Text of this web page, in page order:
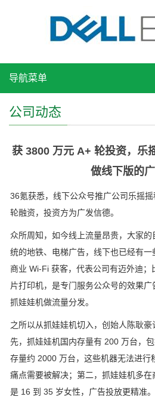
导航菜单
公司动态
获 3800 万元 A+ 轮投资，乐
做线下版的
36氪获悉，线下公众号推广公司乐摇
轮融资，投资方为广发信德。
众所周知，如今线上流量昂贵，大家
统的地铁、电梯广告，线下也已经有
商业 Wi-Fi 获客，代表公司有迈外迪；
片打印机，是专门服务公众号的效果
抓娃娃机做流量分发。
之所以从抓娃娃机切入，创始人陈耿
先，抓娃娃机国内存量有 200 万台，
存量约 2000 万台，这些机器无法进行
痛点需要被解决；第二，抓娃娃机多
是 16 到 35 岁女性，广告投放更精准。